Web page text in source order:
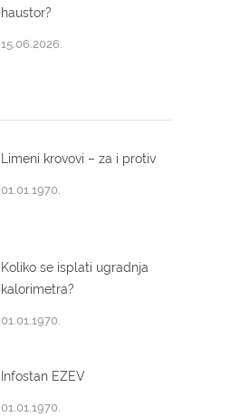
haustor?
15.06.2026.
Limeni krovovi – za i protiv
01.01.1970.
Koliko se isplati ugradnja
kalorimetra?
01.01.1970.
Infostan EZEV
01.01.1970.